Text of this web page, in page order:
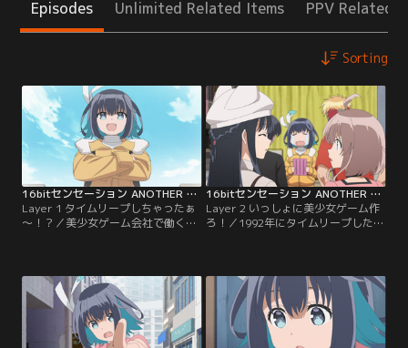
Episodes Unlimited Related Items PPV Related
Sorting
16bitセンセーション ANOTHER LAYER 第01話
Layer 1 タイムリープしちゃったぁ
～！？／美少女ゲーム会社で働く美
くも、業界も会社も低迷中でくすぶ
っている毎日。ある日、会社の帰り
に見つけたゲームショップで手に入
れたゲームを開くと光に包まれ
て……！？
16bitセンセーション ANOTHER LAYER 第02話
Layer 2 いっしょに美少女ゲーム作
ろ！／1992年にタイムリープしたコ
とに。美少女の最先端を知る自分な
ら“無双”できるはずと意気込むコノ
ハだったが、使い慣れたツールはこ
の時代にはなく悪戦苦闘すること